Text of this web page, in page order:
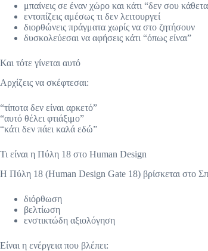
μπαίνεις σε έναν χώρο και κάτι “δεν σου
εντοπίζεις αμέσως τι δεν λειτουργεί
διορθώνεις πράγματα χωρίς να στο ζητήσουν
δυσκολεύεσαι να αφήσεις κάτι “όπως είναι”
Και τότε γίνεται αυτό
Αρχίζεις να σκέφτεσαι:
“τίποτα δεν είναι αρκετό”
“αυτό θέλει φτιάξιμο”
“κάτι δεν πάει καλά εδώ”
Τι είναι η Πύλη 18 στο Human Design
Η Πύλη 18 (Human Design Gate 18) βρίσκεται στο
διόρθωση
βελτίωση
ενστικτώδη αξιολόγηση
Είναι η ενέργεια που βλέπει: